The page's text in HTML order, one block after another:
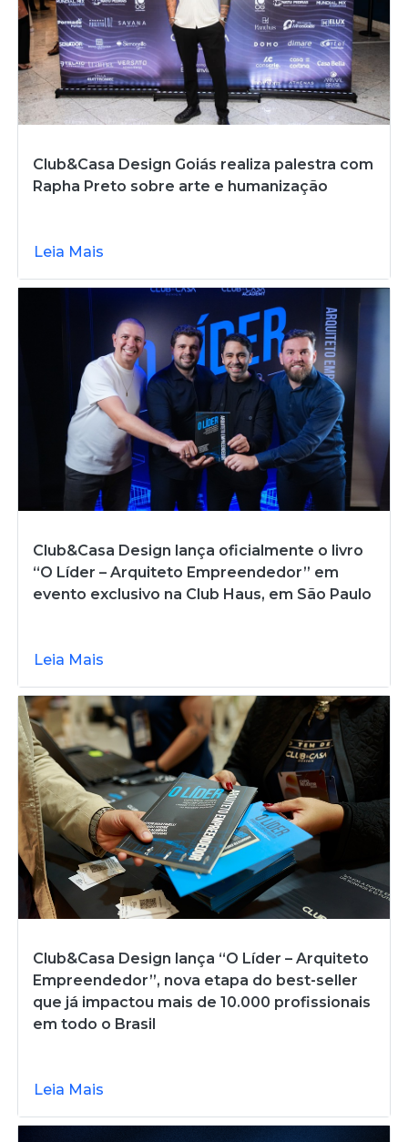
Club&Casa Design Goiás realiza palestra com
Rapha Preto sobre arte e humanização
Leia Mais
Club&Casa Design lança oficialmente o livro
“O Líder – Arquiteto Empreendedor” em
evento exclusivo na Club Haus, em São Paulo
Leia Mais
Club&Casa Design lança “O Líder – Arquiteto
Empreendedor”, nova etapa do best-seller
que já impactou mais de 10.000 profissionais
em todo o Brasil
Leia Mais